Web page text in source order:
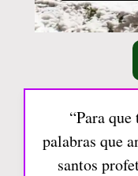
“Para
palabras que
santos